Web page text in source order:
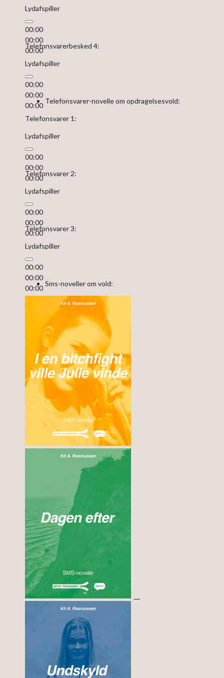
Lydafspiller
00:00
00:00
00:00
Telefonsvarerbesked 4:
Lydafspiller
00:00
00:00
00:00
Telefonsvarer-novelle om opdragelsesvold:
Telefonsvarer 1:
Lydafspiller
00:00
00:00
00:00
Telefonsvarer 2:
Lydafspiller
00:00
00:00
00:00
Telefonsvarer 3:
Lydafspiller
00:00
00:00
00:00
Sms-noveller om vold: